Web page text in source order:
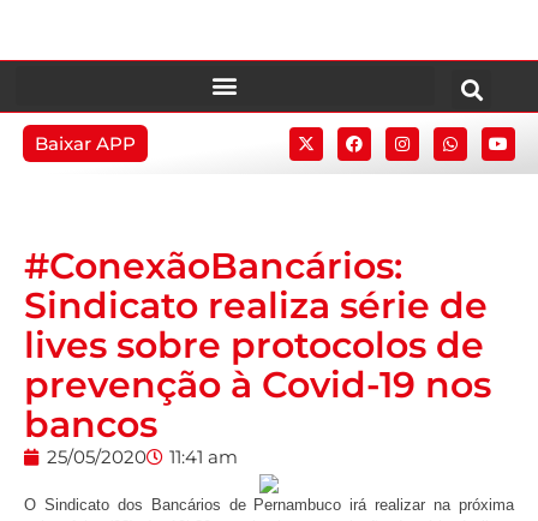
Baixar APP
#ConexãoBancários:
Sindicato realiza série de
lives sobre protocolos de
prevenção à Covid-19 nos
bancos
25/05/2020 11:41 am
O Sindicato dos Bancários de Pernambuco irá realizar na próxima